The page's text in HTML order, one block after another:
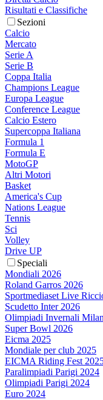
Risultati e Classifiche
Sezioni
Calcio
Mercato
Serie A
Serie B
Coppa Italia
Champions League
Europa League
Conference League
Calcio Estero
Supercoppa Italiana
Formula 1
Formula E
MotoGP
Altri Motori
Basket
America's Cup
Nations League
Tennis
Sci
Volley
Drive UP
Speciali
Mondiali 2026
Roland Garros 2026
Sportmediaset Live
Scudetto Inter 2026
Olimpiadi Invernali
Super Bowl 2026
Eicma 2025
Mondiale per club 2025
EICMA Riding Fest
Paralimpiadi Parigi 2024
Olimpiadi Parigi 2024
Euro 2024